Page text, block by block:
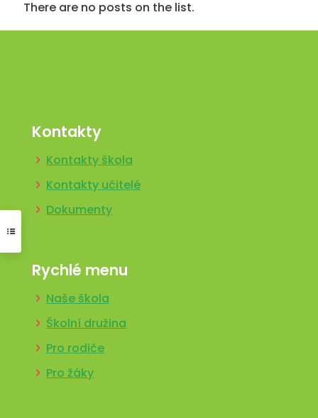
There are no posts on the list.
Kontakty
Kontakty škola
Kontakty učitelé
Dokumenty
Rychlé menu
Naše škola
Školní družina
Pro rodiče
Pro žáky